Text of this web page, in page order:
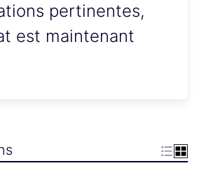
pertinentes,
est maintenant